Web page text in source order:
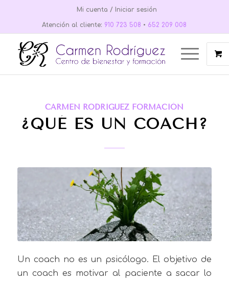
Mi cuenta / Iniciar sesión
Atención al cliente: 910 723 508 • 652 209 008
CARMEN RODRÍGUEZ FORMACIÓN
¿QUÉ ES UN COACH?
Un coach no es un psicólogo. El objetivo de
un coach es motivar al paciente a sacar lo